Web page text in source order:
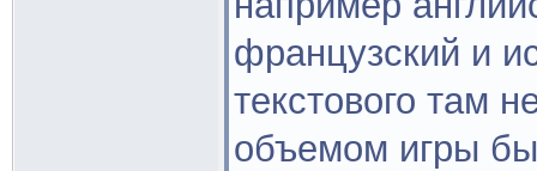
французский и
текстового там
объемом игры